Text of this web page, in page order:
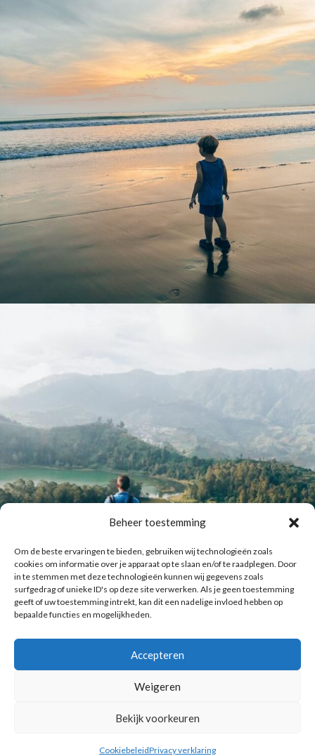
Beheer toestemming
Om de beste ervaringen te bieden, gebruiken wij technologieën zoals
cookies om informatie over je apparaat op te slaan en/of te raadplegen. Door
in te stemmen met deze technologieën kunnen wij gegevens zoals
surfgedrag of unieke ID's op deze site verwerken. Als je geen toestemming
geeft of uw toestemming intrekt, kan dit een nadelige invloed hebben op
bepaalde functies en mogelijkheden.
Accepteren
Weigeren
Bekijk voorkeuren
CookiebeleidPrivacy verklaring
Laat meer posts zien Volg me op Instagram
Copyright © 2016 Reismuts.nl - All rights reserved - Powered by